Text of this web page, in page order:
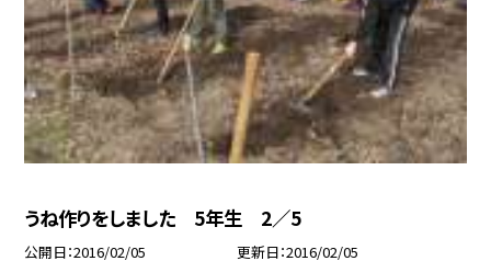
うね作りをしました 5年生 2／5
公開日 2016/02/05 更新日 2016/02/05